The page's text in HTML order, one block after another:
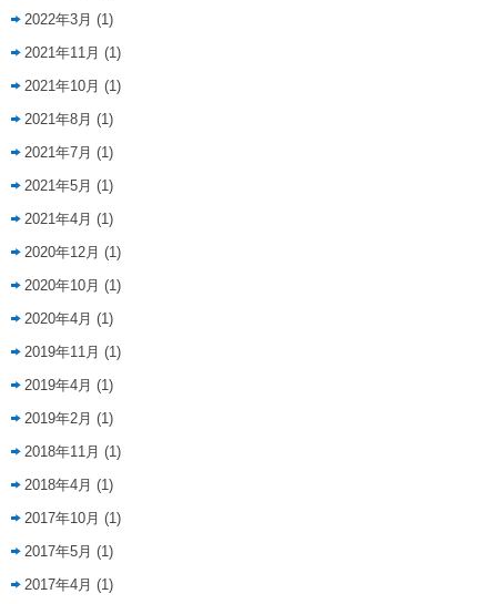
2022年3月 (1)
2021年11月 (1)
2021年10月 (1)
2021年8月 (1)
2021年7月 (1)
2021年5月 (1)
2021年4月 (1)
2020年12月 (1)
2020年10月 (1)
2020年4月 (1)
2019年11月 (1)
2019年4月 (1)
2019年2月 (1)
2018年11月 (1)
2018年4月 (1)
2017年10月 (1)
2017年5月 (1)
2017年4月 (1)